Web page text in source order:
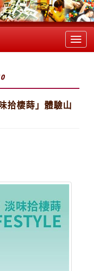
拾棲蒔」體驗山